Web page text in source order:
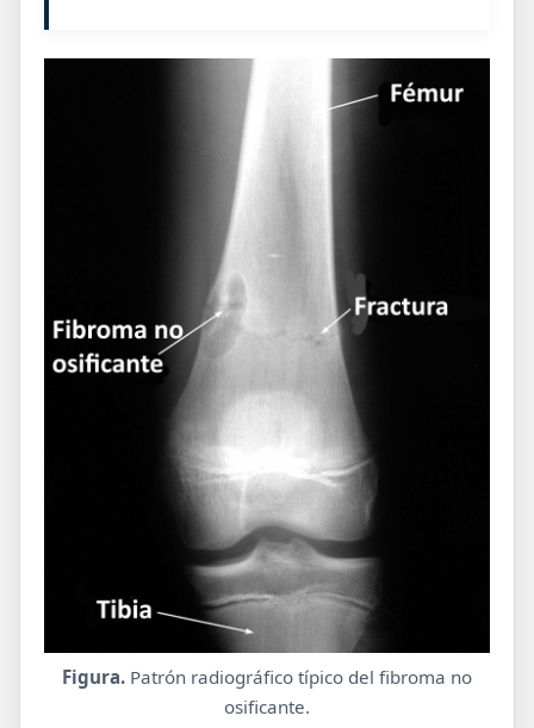
Figura. Patrón radiográfico típico del fibroma no
osificante.